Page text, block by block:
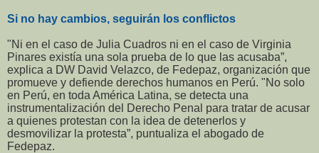
Si no hay cambios, seguirán los conflictos
"Ni en el caso de Julia Cuadros ni en el caso de Virginia
Pinares existía una sola prueba de lo que las acusaba”,
explica a DW David Velazco, de Fedepaz, organización que
promueve y defiende derechos humanos en Perú. "No solo
en Perú, en toda América Latina, se detecta una
instrumentalización del Derecho Penal para tratar de acusar
a quienes protestan con la idea de detenerlos y
desmovilizar la protesta”, puntualiza el abogado de
Fedepaz.